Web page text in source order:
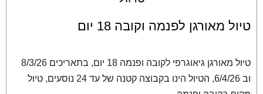
טיול מאורגן לפנמה וקובה 18 יום
טיול מאורגן גיאוגרפי לקובה ופנמה 18 יום, בתאריכים 8/3/26
וב 6/4/26, הטיול הינו בקבוצה קטנה של עד 24 נוסעים, טיול